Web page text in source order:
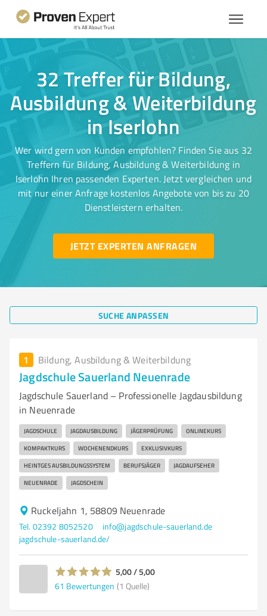
32 Treffer für Bildung,
Ausbildung & Weiterbildung
in Iserlohn
Wer wird gern von Kunden empfohlen? Finden Sie aus 32
Treffern für Bildung, Ausbildung & Weiterbildung in
Iserlohn Ihren passenden Experten. Jetzt vergleichen und
mit nur einer Anfrage kostenlos Angebote von bis zu 20
Dienstleistern erhalten.
JETZT EXPERTEN ANFRAGEN
SUCHE ANPASSEN
1 Bildung, Ausbildung & Weiterbildung
Jagdschule Sauerland Neuenrade
Jagdschule Sauerland – Professionelle Jagdausbildung
in Neuenrade
JAGDSCHULE JAGDAUSBILDUNG JÄGERPRÜFUNG ONLINEKURS
KOMPAKTKURS WOCHENENDKURS EXKLUSIVKURS
HEINTGES AUSBILDUNGSSYSTEM BERUFSJÄGER JAGDAUFSEHER
NEUENRADE JAGDSCHEIN
Ruckeljahn 1, 58809 Neuenrade
Tel. 02392 8052520
info@jagdschule-sauerland.de
jagdschule-sauerland.de/
5,00 / 5,00
61 Bewertungen (1 Quelle)